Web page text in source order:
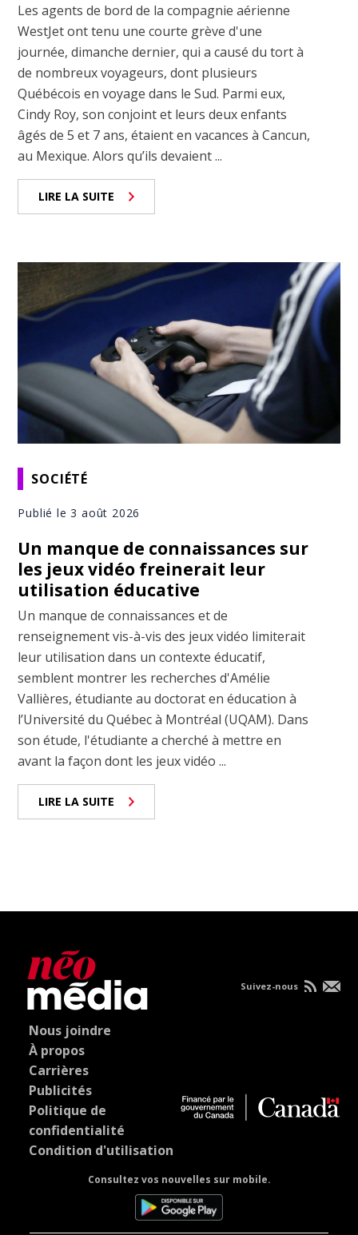
Les agents de bord de la compagnie aérienne
WestJet ont tenu une courte grève d'une
journée, dimanche dernier, qui a causé du tort à
de nombreux voyageurs, dont plusieurs
Québécois en voyage dans le Sud. Parmi eux,
Cindy Roy, son conjoint et leurs deux enfants
âgés de 5 et 7 ans, étaient en vacances à Cancun,
au Mexique. Alors qu’ils devaient ...
LIRE LA SUITE
SOCIÉTÉ
Publié le 3 août 2026
Un manque de connaissances sur
les jeux vidéo freinerait leur
utilisation éducative
Un manque de connaissances et de
renseignement vis-à-vis des jeux vidéo limiterait
leur utilisation dans un contexte éducatif,
semblent montrer les recherches d'Amélie
Vallières, étudiante au doctorat en éducation à
l’Université du Québec à Montréal (UQAM). Dans
son étude, l'étudiante a cherché à mettre en
avant la façon dont les jeux vidéo ...
LIRE LA SUITE
Nous joindre
À propos
Carrières
Publicités
Politique de
confidentialité
Condition d'utilisation
Consultez vos nouvelles sur mobile.
Suivez-nous